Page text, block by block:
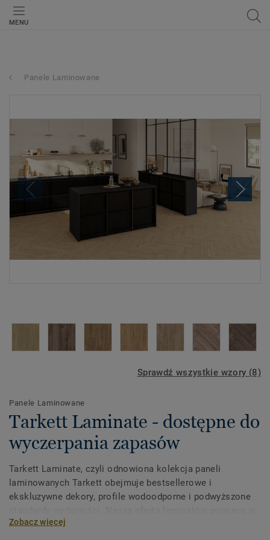
MENU
Panele Laminowane
Sprawdź wszystkie wzory (8)
Panele Laminowane
Tarkett Laminate - dostępne do
wyczerpania zapasów
Tarkett Laminate, czyli odnowiona kolekcja paneli
laminowanych Tarkett obejmuje bestsellerowe i
ekskluzywne dekory, profile wodoodporne i podwyższone
najlepszym wydaniu, płynnie łącząc elegancję, trwałość i
Zobacz więcej